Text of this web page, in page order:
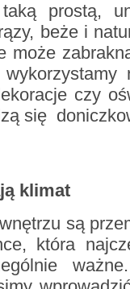
prostą,
beże i
może
czy
się
klimat
są
która